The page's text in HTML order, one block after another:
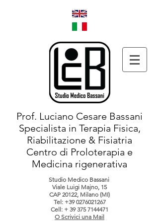
Prof. Luciano Cesare Bassani
Specialista in Terapia Fisica,
Riabilitazione & Fisiatria
Centro di Proloterapia e
Medicina rigenerativa
Studio Medico Bassani
Viale Luigi Majno, 15
CAP 20122, Milano (MI)
Tel: +39 0276021267
Cell: + 39 375 7144471
O Scrivici una Mail